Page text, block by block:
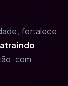
fortalece
com